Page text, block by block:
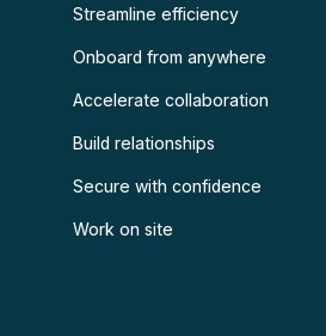
Streamline efficiency
Onboard from anywhere
Accelerate collaboration
Build relationships
Secure with confidence
Work on site